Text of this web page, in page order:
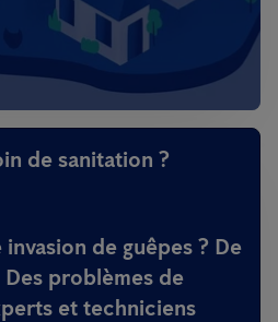
de sanitation ?
de guêpes ? De
Des problèmes de
et techniciens